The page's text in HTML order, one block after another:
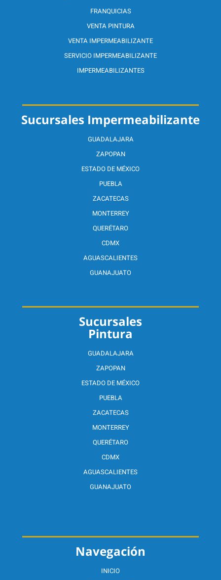
Navegación
INICIO
Sucursales
Pintura
GUADALAJARA
ZAPOPAN
ESTADO DE MÉXICO
PUEBLA
ZACATECAS
MONTERREY
QUERÉTARO
CDMX
AGUASCALIENTES
GUANAJUATO
Sucursales Impermeabilizante
GUADALAJARA
ZAPOPAN
ESTADO DE MÉXICO
PUEBLA
ZACATECAS
MONTERREY
QUERÉTARO
CDMX
AGUASCALIENTES
GUANAJUATO
FRANQUICIAS
VENTA PINTURA
VENTA IMPERMEABILIZANTE
SERVICIO IMPERMEABILIZANTE
IMPERMEABILIZANTES